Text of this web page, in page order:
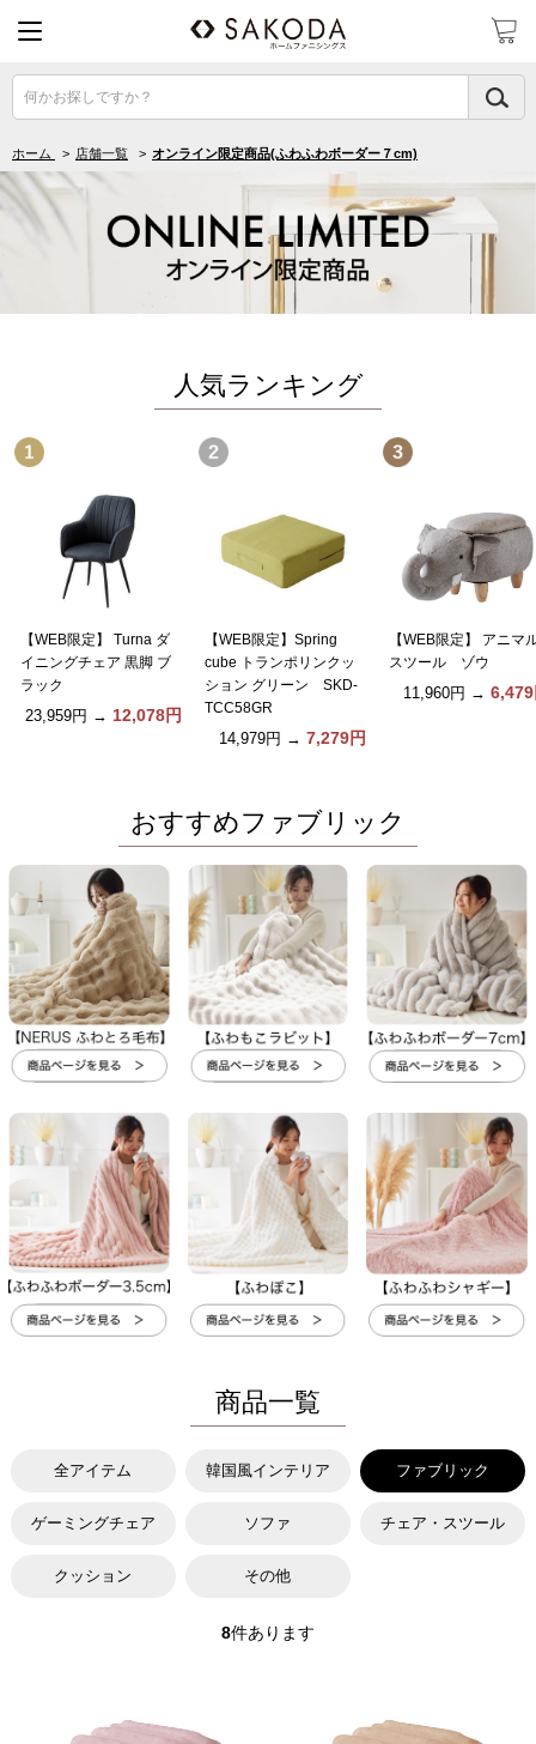
何かお探しですか？
ホーム > 店舗一覧 > オンライン限定商品(ふわふわボーダー７cm)
人気ランキング
【WEB限定】 Turna ダ
イニングチェア 黒脚 ブ
ラック
23,959円 → 12,078円
【WEB限定】Spring
cube トランポリンクッ
ション グリーン SKD-
TCC58GR
14,979円 → 7,279円
【WEB限定】 アニマ
スツール ゾウ
11,960円 →
おすすめファブリック
商品一覧
全アイテム 韓国風インテリア ファブリック
ゲーミングチェア ソファ チェア・スツール
クッション その他
8件あります